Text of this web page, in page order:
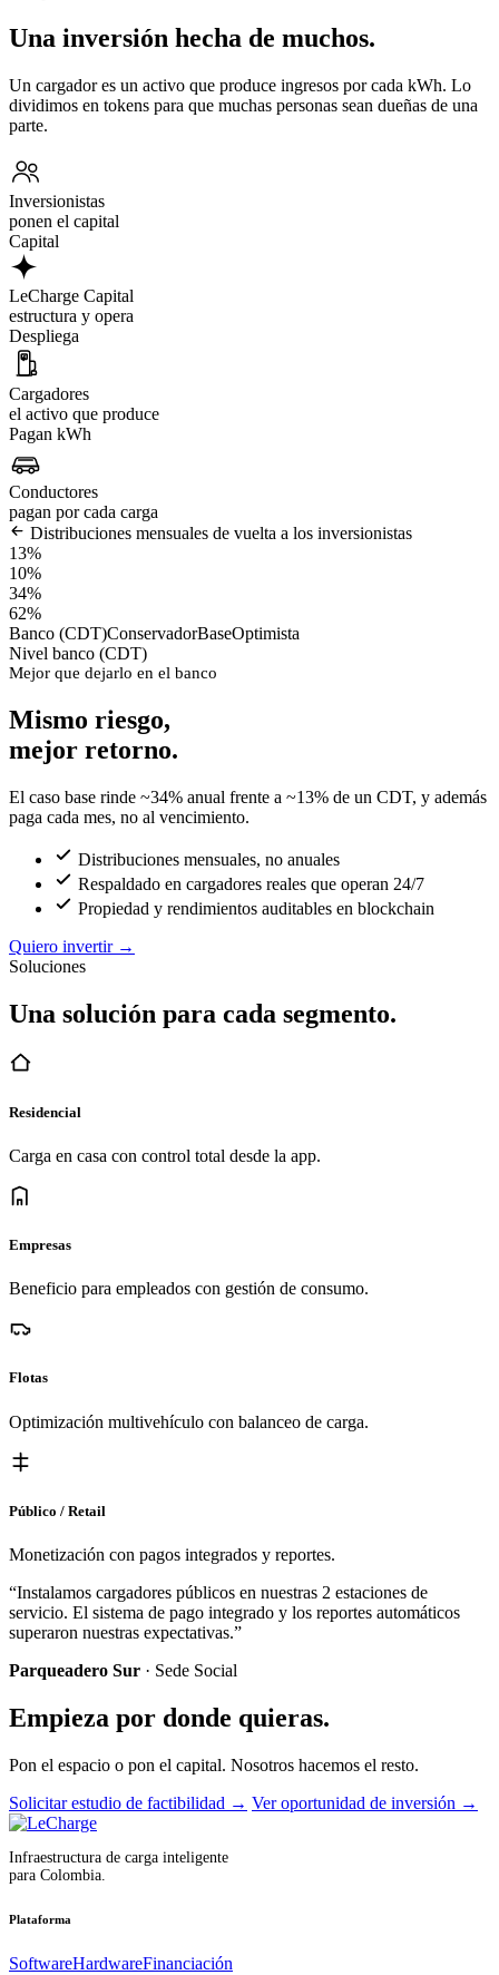
Una inversión hecha de muchos.
Un cargador es un activo que produce ingresos por cada kWh. Lo
dividimos en tokens para que muchas personas sean dueñas de una
parte.
Inversionistas
ponen el capital
Capital
LeCharge Capital
estructura y opera
Despliega
Cargadores
el activo que produce
Pagan kWh
Conductores
pagan por cada carga
Distribuciones mensuales de vuelta a los inversionistas
13%
10%
34%
62%
Banco (CDT)ConservadorBaseOptimista
Nivel banco (CDT)
Mejor que dejarlo en el banco
Mismo riesgo,
mejor retorno.
El caso base rinde ~34% anual frente a ~13% de un CDT, y además
paga cada mes, no al vencimiento.
Distribuciones mensuales, no anuales
Respaldado en cargadores reales que operan 24/7
Propiedad y rendimientos auditables en blockchain
Quiero invertir →
Soluciones
Una solución para cada segmento.
Residencial
Carga en casa con control total desde la app.
Empresas
Beneficio para empleados con gestión de consumo.
Flotas
Optimización multivehículo con balanceo de carga.
Público / Retail
Monetización con pagos integrados y reportes.
“Instalamos cargadores públicos en nuestras 2 estaciones de
servicio. El sistema de pago integrado y los reportes automáticos
superaron nuestras expectativas.”
Parqueadero Sur · Sede Social
Empieza por donde quieras.
Pon el espacio o pon el capital. Nosotros hacemos el resto.
Solicitar estudio de factibilidad → Ver oportunidad de inversión →
Infraestructura de carga inteligente
para Colombia.
Plataforma
SoftwareHardwareFinanciación